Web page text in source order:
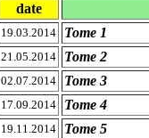
date
19.03.2014 Tome 1
21.05.2014 Tome 2
02.07.2014 Tome 3
17.09.2014 Tome 4
19.11.2014 Tome 5